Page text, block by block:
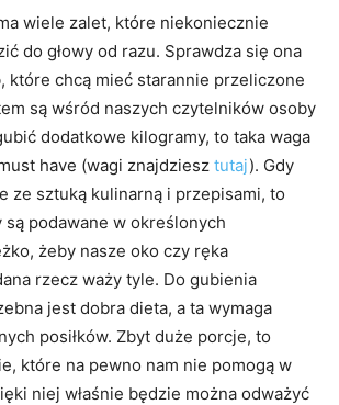
wiele zalet, które niekoniecznie
do głowy od razu. Sprawdza się ona
które chcą mieć starannie przeliczone
są wśród naszych czytelników osoby
dodatkowe kilogramy, to taka waga
have (wagi znajdziesz tutaj). Gdy
ze sztuką kulinarną i przepisami, to
są podawane w określonych
żeby nasze oko czy ręka
rzecz waży tyle. Do gubienia
jest dobra dieta, a ta wymaga
posiłków. Zbyt duże porcje, to
które na pewno nam nie pomogą w
niej właśnie będzie można odważyć